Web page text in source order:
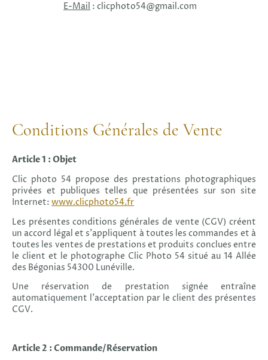
E-Mail : clicphoto54@gmail.com
Conditions Générales de Vente
Article 1 : Objet
Clic photo 54 propose des prestations photographiques
privées et publiques telles que présentées sur son site
Internet: www.clicphoto54.fr
Les présentes conditions générales de vente (CGV) créent
un accord légal et s’appliquent à toutes les commandes et à
toutes les ventes de prestations et produits conclues entre
le client et le photographe Clic Photo 54 situé au 14 Allée
des Bégonias 54300 Lunéville.
Une réservation de prestation signée entraîne
automatiquement l’acceptation par le client des présentes
CGV.
Article 2 : Commande/Réservation